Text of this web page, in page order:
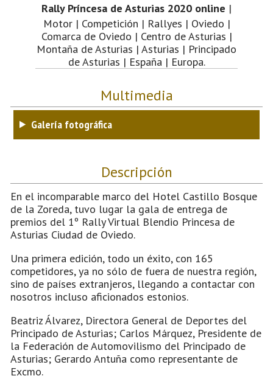
Rally Príncesa de Asturias 2020 online |
Motor | Competición | Rallyes | Oviedo |
Comarca de Oviedo | Centro de Asturias |
Montaña de Asturias | Asturias | Principado
de Asturias | España | Europa.
Multimedia
Galería fotográfica
Descripción
En el incomparable marco del Hotel Castillo Bosque
de la Zoreda, tuvo lugar la gala de entrega de
premios del 1º Rally Virtual Blendio Princesa de
Asturias Ciudad de Oviedo.
Una primera edición, todo un éxito, con 165
competidores, ya no sólo de fuera de nuestra región,
sino de países extranjeros, llegando a contactar con
nosotros incluso aficionados estonios.
Beatriz Álvarez, Directora General de Deportes del
Principado de Asturias; Carlos Márquez, Presidente de
la Federación de Automovilismo del Principado de
Asturias; Gerardo Antuña como representante de
Excmo.